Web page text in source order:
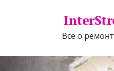
Все о